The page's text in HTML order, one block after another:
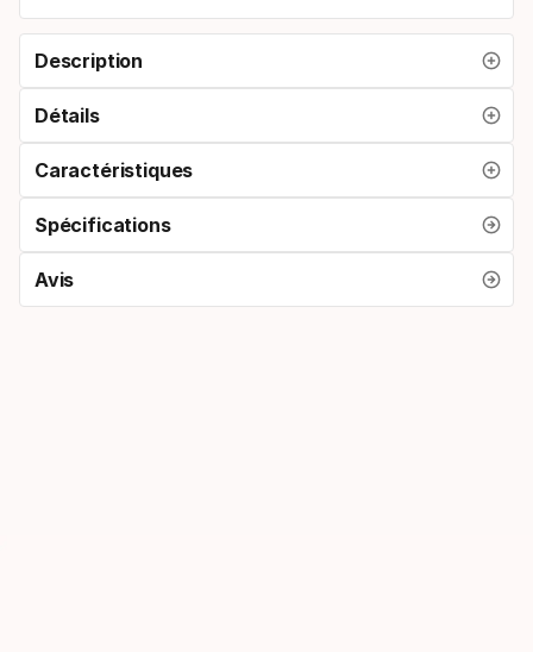
Description
Détails
Caractéristiques
Spécifications
Avis